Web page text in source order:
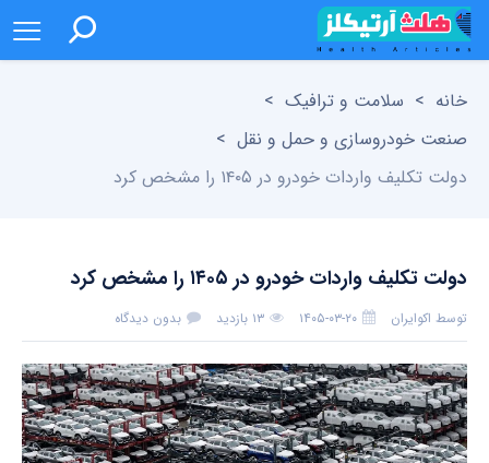
خانه > سلامت و ترافیک >
صنعت خودروسازی و حمل و نقل >
دولت تکلیف واردات خودرو در ۱۴۰۵ را مشخص کرد
دولت تکلیف واردات خودرو در ۱۴۰۵ را مشخص کرد
توسط اکوایران ۱۴۰۵-۰۳-۲۰ ۱۳ بازدید بدون دیدگاه